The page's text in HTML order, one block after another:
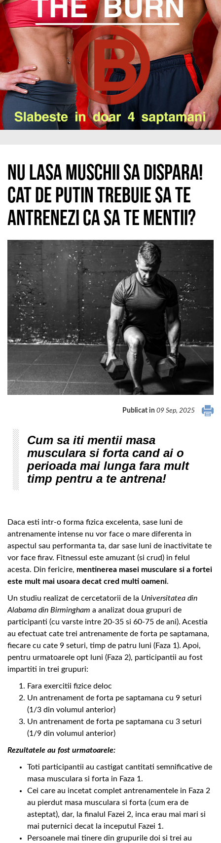
Nu lasa muschii sa dispara!
Cat de putin trebuie sa te
antrenezi ca sa te mentii?
Publicat in 09 Sep, 2025
Cum sa iti mentii masa
musculara si forta cand ai o
perioada mai lunga fara mult
timp pentru a te antrena!
Daca esti intr-o forma fizica excelenta, sase luni de
antrenamente intense nu vor face o mare diferenta in
aspectul sau performanta ta, dar sase luni de inactivitate te
vor face firav. Fitnessul este amuzant (si crud) in felul
acesta. Din fericire, mentinerea masei musculare si a fortei
este mult mai usoara decat cred multi oameni.
Un studiu realizat de cercetatorii de la Universitatea din
Alabama din Birmingham a analizat doua grupuri de
participanti (cu varste intre 20-35 si 60-75 de ani). Acestia
au efectuat cate trei antrenamente de forta pe saptamana,
fiecare cu cate 9 seturi, timp de patru luni (Faza 1). Apoi,
pentru urmatoarele opt luni (Faza 2), participantii au fost
impartiti in trei grupuri:
Fara exercitii fizice deloc
Un antrenament de forta pe saptamana cu 9 seturi
(1/3 din volumul anterior)
Un antrenament de forta pe saptamana cu 3 seturi
(1/9 din volumul anterior)
Rezultatele au fost urmatoarele:
Toti participantii au castigat cantitati semnificative de
masa musculara si forta in Faza 1.
Cei care au incetat complet antrenamentele in Faza 2
au pierdut masa musculara si forta (cum era de
asteptat), dar, la finalul Fazei 2, inca erau mai mari si
mai puternici decat la inceputul Fazei 1.
Persoanele mai tinere din grupurile doi si trei au